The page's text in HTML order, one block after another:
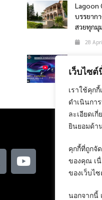
เว็บไซ
เราใช้คุก
ดำเนินกา
ละเอียดเ
ยินยอมด้า
คุกกี้ที่ถูกจั
ของคุณ เ
ของเว็บไซ
นอกจากนี้
Lagoon
บรรยาก
สวยทุกมุม
28
Motor
24